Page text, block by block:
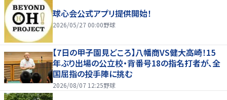
球心会公式アプリ提供開始！
2026/05/27 00:00野球
【7日の甲子園見どころ】八幡商VS健大高崎！15
年ぶり出場の公立校・背番号18の指名打者が、全
国屈指の投手陣に挑む
2026/08/07 12:25野球